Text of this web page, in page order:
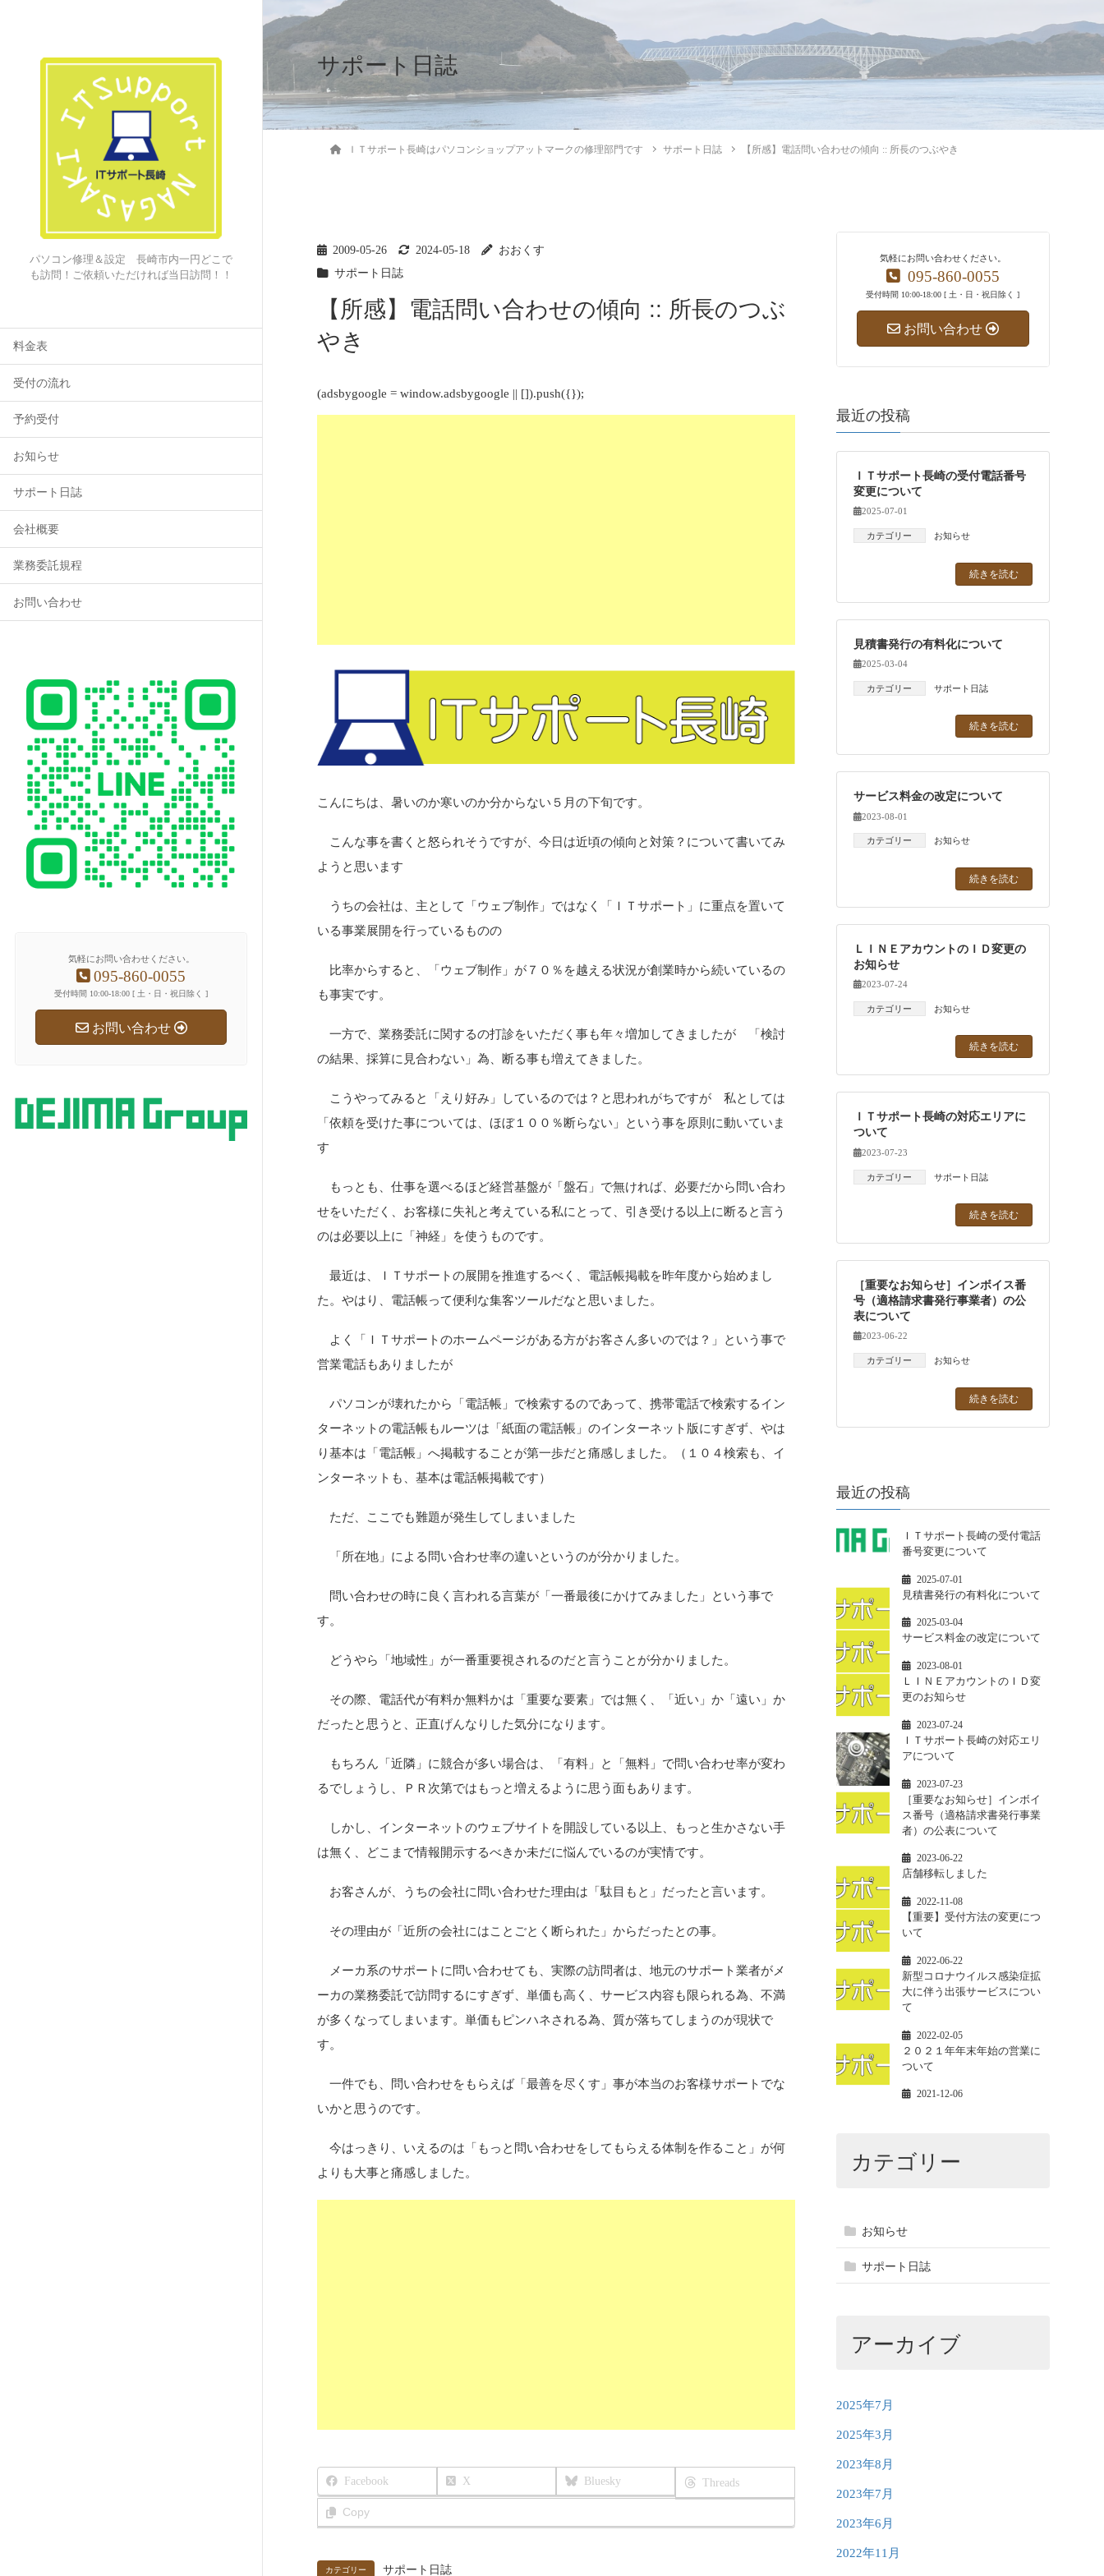
パソコン修理＆設定 長崎市内一円どこで
も訪問！ご依頼いただければ当日訪問！！
料金表
受付の流れ
予約受付
お知らせ
サポート日誌
会社概要
業務委託規程
お問い合わせ
気軽にお問い合わせください。
095-860-0055
受付時間 10:00-18:00 [ 土・日・祝日除く ]
お問い合わせ
サポート日誌
ＩＴサポート長崎はパソコンショップアットマークの修理部門です サポート日誌 【所感】電話問い合わせの傾向 :: 所長のつぶやき
2009-05-26 2024-05-18
おおくす
サポート日誌
【所感】電話問い合わせの傾向 :: 所長のつぶ
やき
(adsbygoogle = window.adsbygoogle || []).push({});
こんにちは、暑いのか寒いのか分からない５月の下旬です。
こんな事を書くと怒られそうですが、今日は近頃の傾向と対策？について書いてみ
ようと思います
うちの会社は、主として「ウェブ制作」ではなく「ＩＴサポート」に重点を置いて
いる事業展開を行っているものの
比率からすると、「ウェブ制作」が７０％を越える状況が創業時から続いているの
も事実です。
一方で、業務委託に関するの打診をいただく事も年々増加してきましたが 「検討
の結果、採算に見合わない」為、断る事も増えてきました。
こうやってみると「えり好み」しているのでは？と思われがちですが 私としては
「依頼を受けた事については、ほぼ１００％断らない」という事を原則に動いていま
す
もっとも、仕事を選べるほど経営基盤が「盤石」で無ければ、必要だから問い合わ
せをいただく、お客様に失礼と考えている私にとって、引き受ける以上に断ると言う
のは必要以上に「神経」を使うものです。
最近は、ＩＴサポートの展開を推進するべく、電話帳掲載を昨年度から始めまし
た。やはり、電話帳って便利な集客ツールだなと思いました。
よく「ＩＴサポートのホームページがある方がお客さん多いのでは？」という事で
営業電話もありましたが
パソコンが壊れたから「電話帳」で検索するのであって、携帯電話で検索するイン
ターネットの電話帳もルーツは「紙面の電話帳」のインターネット版にすぎず、やは
り基本は「電話帳」へ掲載することが第一歩だと痛感しました。（１０４検索も、イ
ンターネットも、基本は電話帳掲載です）
ただ、ここでも難題が発生してしまいました
「所在地」による問い合わせ率の違いというのが分かりました。
問い合わせの時に良く言われる言葉が「一番最後にかけてみました」という事で
す。
どうやら「地域性」が一番重要視されるのだと言うことが分かりました。
その際、電話代が有料か無料かは「重要な要素」では無く、「近い」か「遠い」か
だったと思うと、正直げんなりした気分になります。
もちろん「近隣」に競合が多い場合は、「有料」と「無料」で問い合わせ率が変わ
るでしょうし、ＰＲ次第ではもっと増えるように思う面もあります。
しかし、インターネットのウェブサイトを開設している以上、もっと生かさない手
は無く、どこまで情報開示するべきか未だに悩んでいるのが実情です。
お客さんが、うちの会社に問い合わせた理由は「駄目もと」だったと言います。
その理由が「近所の会社にはことごとく断られた」からだったとの事。
メーカ系のサポートに問い合わせても、実際の訪問者は、地元のサポート業者がメ
ーカの業務委託で訪問するにすぎず、単価も高く、サービス内容も限られる為、不満
が多くなってしまいます。単価もピンハネされる為、質が落ちてしまうのが現状で
す。
一件でも、問い合わせをもらえば「最善を尽くす」事が本当のお客様サポートでな
いかと思うのです。
今はっきり、いえるのは「もっと問い合わせをしてもらえる体制を作ること」が何
よりも大事と痛感しました。
Facebook X Bluesky Threads
Copy
カテゴリー サポート日誌
気軽にお問い合わせください。
095-860-0055
受付時間 10:00-18:00 [ 土・日・祝日除く ]
お問い合わせ
最近の投稿
ＩＴサポート長崎の受付電話番号
変更について
2025-07-01
カテゴリー お知らせ
続きを読む
見積書発行の有料化について
2025-03-04
カテゴリー サポート日誌
続きを読む
サービス料金の改定について
2023-08-01
カテゴリー お知らせ
続きを読む
ＬＩＮＥアカウントのＩＤ変更の
お知らせ
2023-07-24
カテゴリー お知らせ
続きを読む
ＩＴサポート長崎の対応エリアに
ついて
2023-07-23
カテゴリー サポート日誌
続きを読む
［重要なお知らせ］インボイス番
号（適格請求書発行事業者）の公
表について
2023-06-22
カテゴリー お知らせ
続きを読む
最近の投稿
ＩＴサポート長崎の受付電話
番号変更について
2025-07-01
見積書発行の有料化について
2025-03-04
サービス料金の改定について
2023-08-01
ＬＩＮＥアカウントのＩＤ変
更のお知らせ
2023-07-24
ＩＴサポート長崎の対応エリ
アについて
2023-07-23
［重要なお知らせ］インボイ
ス番号（適格請求書発行事業
者）の公表について
2023-06-22
店舗移転しました
2022-11-08
【重要】受付方法の変更につ
いて
2022-06-22
新型コロナウイルス感染症拡
大に伴う出張サービスについ
て
2022-02-05
２０２１年年末年始の営業に
ついて
2021-12-06
カテゴリー
お知らせ
サポート日誌
アーカイブ
2025年7月
2025年3月
2023年8月
2023年7月
2023年6月
2022年11月